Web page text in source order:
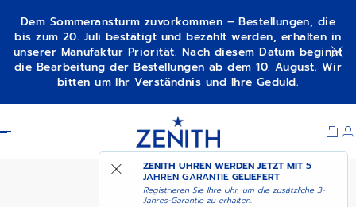
Dem Sommeransturm zuvorkommen – Bestellungen, die
bis zum 20. Juli bestätigt und bezahlt werden, erhalten in
unserer Manufaktur Priorität. Nach diesem Datum beginnt
die Bearbeitung der Bestellungen ab dem 10. August. Wir
bitten um Ihr Verständnis und Ihre Geduld.
ZENITH UHREN WERDEN JETZT MIT5
JAHREN GARANTIE GELIEFERT
Registrieren Sie Ihre Uhr, um die zusätzliche 3-
Jahres-Garantie zu erhalten.
CHRONOMASTER ORIGINAL IN DEN WARENKORB
LEGEN